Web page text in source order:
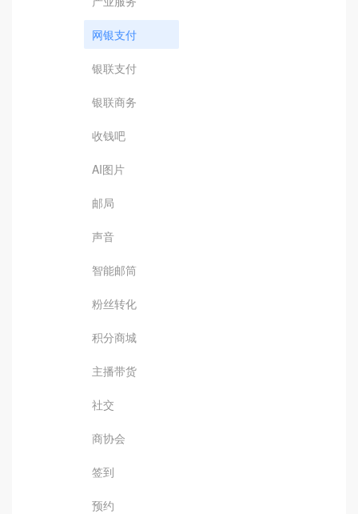
网银支付
银联支付
银联商务
收钱吧
AI图片
邮局
声音
智能邮筒
粉丝转化
积分商城
主播带货
社交
商协会
签到
预约